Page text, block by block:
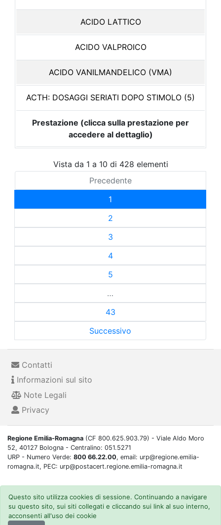
ACIDO LATTICO
ACIDO VALPROICO
ACIDO VANILMANDELICO (VMA)
ACTH: DOSAGGI SERIATI DOPO STIMOLO (5)
Prestazione (clicca sulla prestazione per
accedere al dettaglio)
Vista da 1 a 10 di 428 elementi
Precedente
1
2
3
4
5
…
43
Successivo
Contatti
Informazioni sul sito
Note Legali
Privacy
Regione Emilia-Romagna (CF 800.625.903.79) - Viale Aldo Moro
52, 40127 Bologna - Centralino: 051.5271
URP - Numero Verde: 800 66.22.00, email: urp@regione.emilia-
romagna.it, PEC: urp@postacert.regione.emilia-romagna.it
Questo sito utilizza cookies di sessione. Continuando a navigare
su questo sito, sui siti collegati e cliccando sui link al suo interno,
acconsenti all'uso dei cookie